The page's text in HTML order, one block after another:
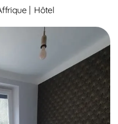
Hôtel